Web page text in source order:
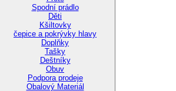
Spodní prádlo
Děti
Kšiltovky
čepice a pokrývky hlavy
Doplňky
Tašky
Deštníky
Obuv
Podpora prodeje
Obalový Materiál